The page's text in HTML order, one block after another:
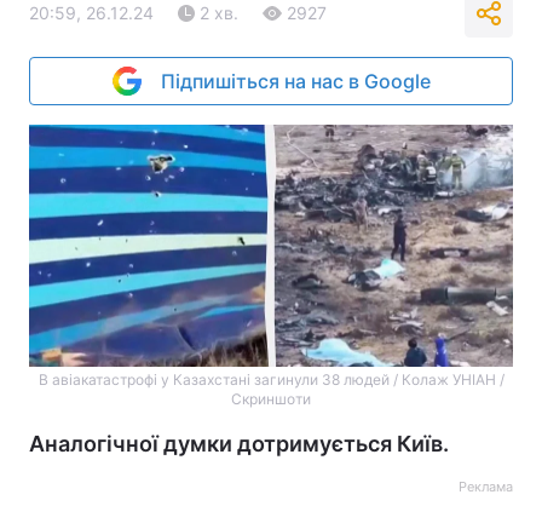
20:59, 26.12.24 2 хв. 2927
Підпишіться на нас в Google
В авіакатастрофі у Казахстані загинули 38 людей / Колаж УНІАН /
Скриншоти
Аналогічної думки дотримується Київ.
Реклама